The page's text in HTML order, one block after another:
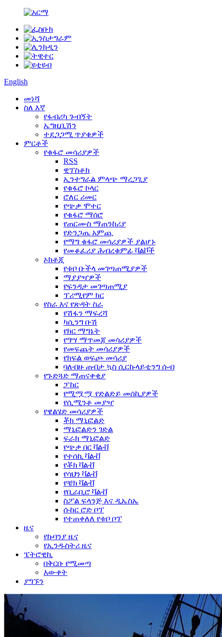
English
መነሻ
ስለ እኛ
የፋብሪካ ጉብኝት
ኤግዚቢሽን
ተደጋጋሚ ጥያቄዎች
ምርቶች
የቁፋሮ መሳሪያዎች
RSS
ዊፕስቶክ
ኢንተግራል ምላጭ ማረጋጊያ
የቁፋሮ ኮላር
ሮለር ሪመር
የጭቃ ሞተር
የቁፋሮ ማሰሮ
የጠርሙስ ማጠንከሪያ
የድንጋጤ አምጪ
የማግ ቁፋሮ መሳሪያዎች ያልሆኑ
የመቆፈሪያ ሕብረቁምፊ ቫልቮች
ኦክቶጂ
የቱቦ ቡችላ መገጣጠሚያዎች
ማያያዣዎች
የፍንዳታ መገጣጠሚያ
ፕሪሚየም ክር
የስራ እና የጽዳት ስራ
የሽፋን ማፍረሻ
ካሲንግ ቡሽ
የክር ማግኔት
የዓሣ ማጥመጃ መሳሪያዎች
የመፍጨት መሳሪያዎች
የክፍል ወፍጮ መሳሪያ
ባለብዙ ጠብታ ኳስ ሲርኩላይቲንግ ሱብ
የጉድጓድ ማጠናቀቂያ
ፓከር
የሚሟሟ የድልድይ መሰኪያዎች
የሲሚንቶ መያዣ
የዌልሄድ መሳሪያዎች
ቾክ ማኒፎልድ
ማኒፎልድን ገድል
ፍራክ ማኒፎልድ
የጭቃ በር ቫልቭ
የተሰኪ ቫልቭ
የቾክ ቫልቭ
የሳህን ቫልቭ
የቼክ ቫልቭ
የቢራቢሮ ቫልቭ
ስፖል ፍላንጅ እና ዲኤስኤ
ሱከር ሮድ ቦፕ
የተጠቀለለ የቱቦ ቦፕ
ዜና
የኩባንያ ዜና
የኢንዱስትሪ ዜና
ፔትሮዊኪ
በቅርቡ የሚመጣ
እውቀት
ያግኙን